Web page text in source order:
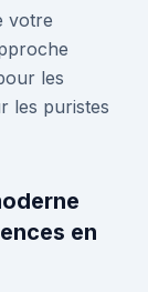
votre
les
les puristes
en